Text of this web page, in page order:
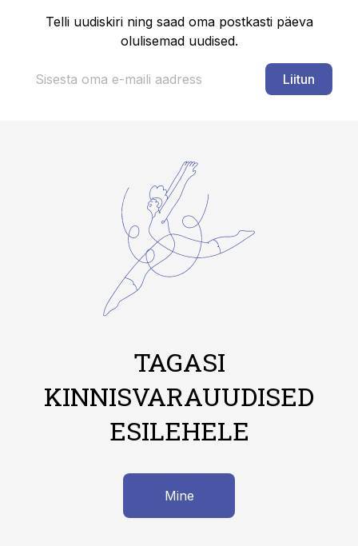
Telli uudiskiri ning saad oma postkasti päeva
olulisemad uudised.
Liitun
TAGASI
KINNISVARAUUDISED
ESILEHELE
Mine